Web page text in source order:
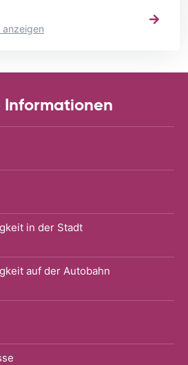
anzeigen
Informationen
in der Stadt
auf der Autobahn